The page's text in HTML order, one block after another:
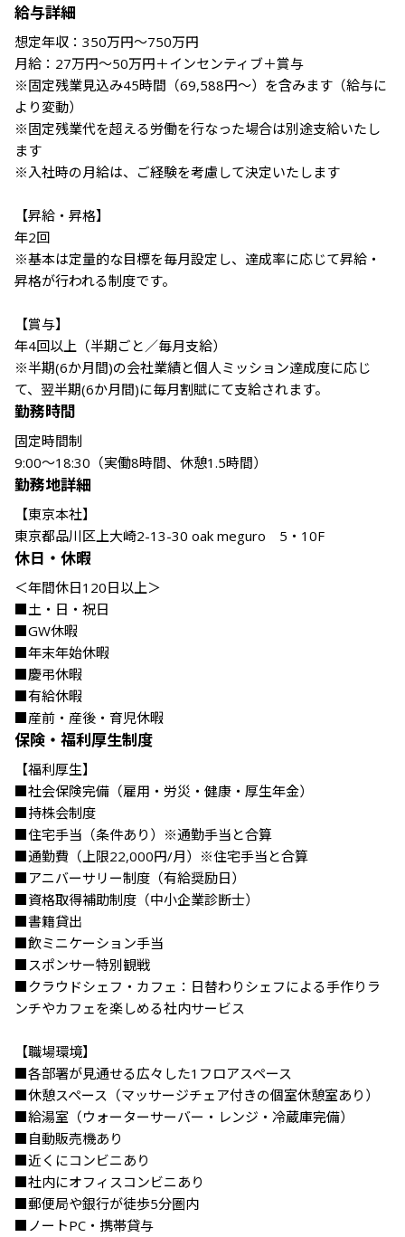
給与詳細
想定年収：350万円～750万円
月給：27万円～50万円＋インセンティブ＋賞与
※固定残業見込み45時間（69,588円～）を含みます（給与に
より変動）
※固定残業代を超える労働を行なった場合は別途支給いたし
ます
※入社時の月給は、ご経験を考慮して決定いたします
【昇給・昇格】
年2回
※基本は定量的な目標を毎月設定し、達成率に応じて昇給・
昇格が行われる制度です。
【賞与】
年4回以上（半期ごと／毎月支給）
※半期(6か月間)の会社業績と個人ミッション達成度に応じ
て、翌半期(6か月間)に毎月割賦にて支給されます。
勤務時間
固定時間制
9:00～18:30（実働8時間、休憩1.5時間）
勤務地詳細
【東京本社】
東京都品川区上大崎2-13-30 oak meguro　5・10F
休日・休暇
＜年間休日120日以上＞
■土・日・祝日
■GW休暇
■年末年始休暇
■慶弔休暇
■有給休暇
■産前・産後・育児休暇
保険・福利厚生制度
【福利厚生】
■社会保険完備（雇用・労災・健康・厚生年金）
■持株会制度
■住宅手当（条件あり）※通勤手当と合算
■通勤費（上限22,000円/月）※住宅手当と合算
■アニバーサリー制度（有給奨励日）
■資格取得補助制度（中小企業診断士）
■書籍貸出
■飲ミニケーション手当
■スポンサー特別観戦
■クラウドシェフ・カフェ：日替わりシェフによる手作りラ
ンチやカフェを楽しめる社内サービス
【職場環境】
■各部署が見通せる広々した1フロアスペース
■休憩スペース（マッサージチェア付きの個室休憩室あり）
■給湯室（ウォーターサーバー・レンジ・冷蔵庫完備）
■自動販売機あり
■近くにコンビニあり
■社内にオフィスコンビニあり
■郵便局や銀行が徒歩5分圏内
■ノートPC・携帯貸与